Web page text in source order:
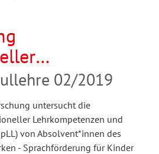
und
02/2019
untersucht die
Lehrkompetenzen und
von Absolvent*innen des
- Sprachförderung für Kinder